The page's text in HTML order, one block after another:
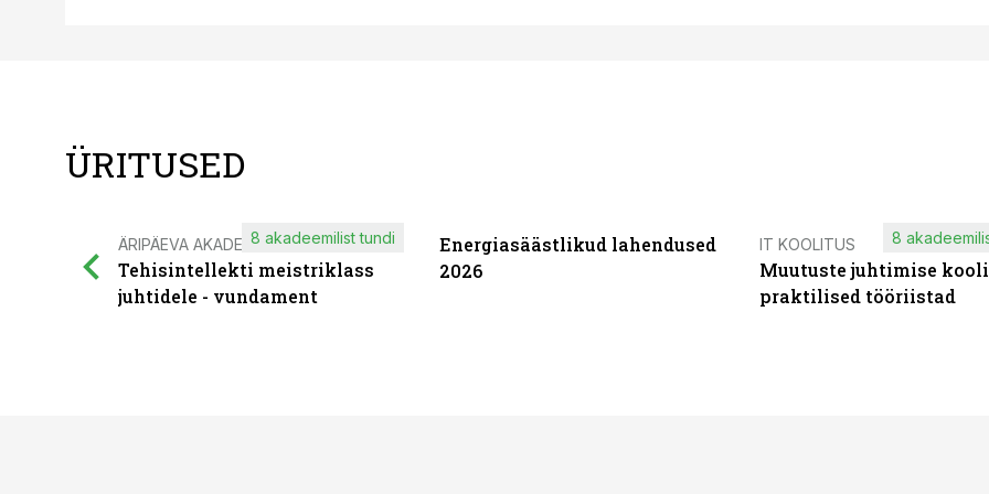
ÜRITUSED
ÄRIPÄEVA AKADEEMIA
Tehisintellekti meistriklass
juhtidele - vundament
8 akadeemilist tundi
Energiasäästlikud lahendused
2026
IT KOOLITUS
Muutuste juhtimise
praktilised tööriistad
8